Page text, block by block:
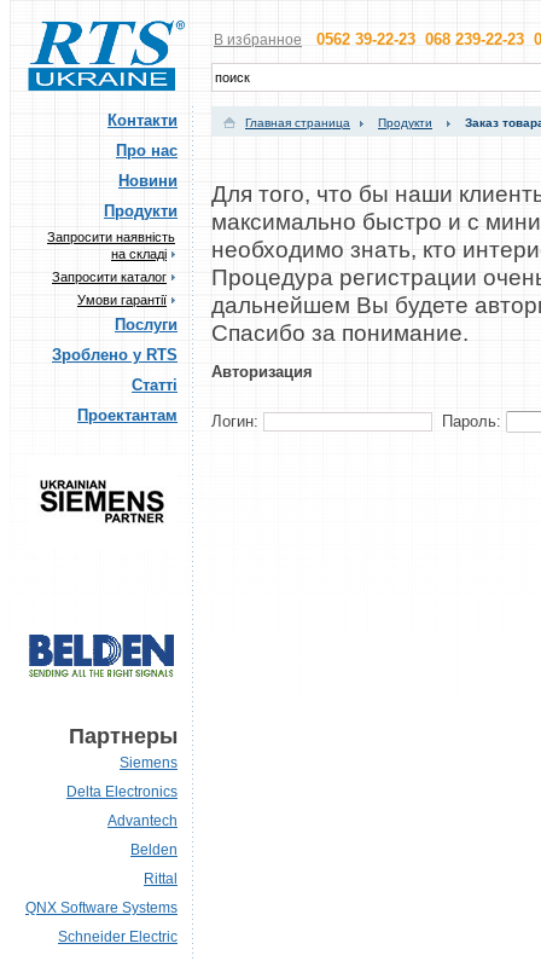
В избранное 0562 39-22-23 068 239-22-23
Контакти
Про нас
Новини
Продукти
Запросити наявність
на складі
Запросити каталог
Умови гарантії
Послуги
Зроблено у RTS
Статті
Проектантам
Партнеры
Siemens
Delta Electronics
Advantech
Belden
Rittal
QNX Software Systems
Schneider Electric
Главная страница Продукти Заказ
Для того, что бы наши
максимально быстро и с
необходимо знать, кто
Процедура регистрации
дальнейшем Вы будете
Cпасибо за понимание.
Авторизация
Логин: Пароль: